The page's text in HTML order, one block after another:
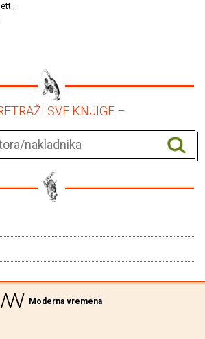
,
SVE KNJIGE –
Moderna vremena